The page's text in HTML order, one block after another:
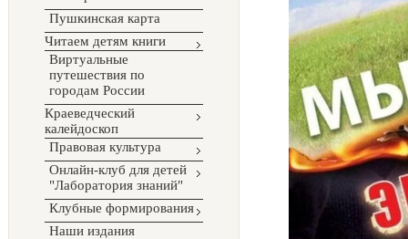
Пушкинская карта
Читаем детям книги
Виртуальные
путешествия по
городам России
Краеведческий
калейдоскоп
Правовая культура
Онлайн-клуб для детей
"Лаборатория знаний"
Клубные формирования
Наши издания